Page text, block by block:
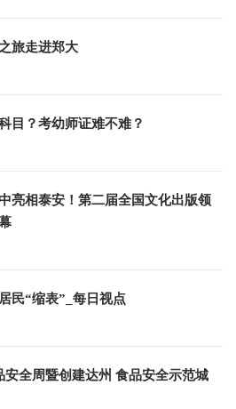
旅走进郑大
目？考幼师证难不难？
亮相泰安！第二届全国文化出版领
民“缩表”_每日视点
全周暨创建达州 食品安全示范城